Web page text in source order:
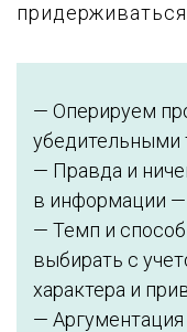
— Оперируем
убедительными
— Правда и
в информации —
— Темп и
выбирать с
характера и
—